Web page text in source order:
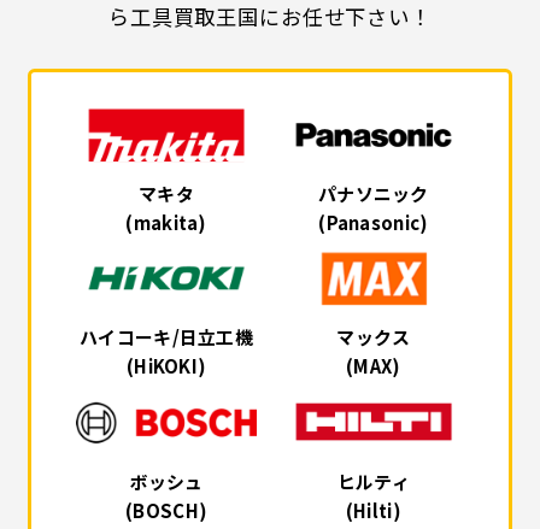
ら工具買取王国にお任せ下さい！
マキタ
(makita)
パナソニック
(Panasonic)
ハイコーキ/日立工機
(HiKOKI)
マックス
(MAX)
ボッシュ
(BOSCH)
ヒルティ
(Hilti)